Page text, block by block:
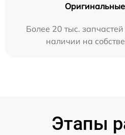
Более 20 тыс.
наличии на
Этапы